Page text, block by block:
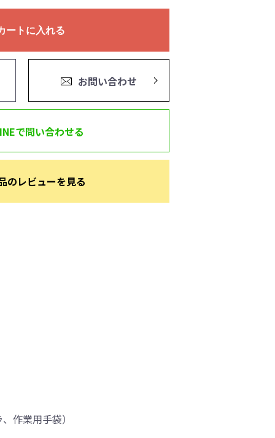
ートに入れる
お問い合わせ
で問い合わせる
のレビューを見る
作業用手袋）